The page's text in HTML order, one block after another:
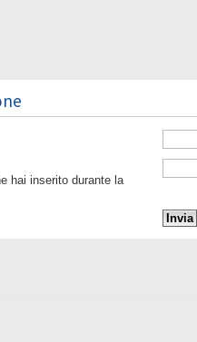
hai inserito durante la